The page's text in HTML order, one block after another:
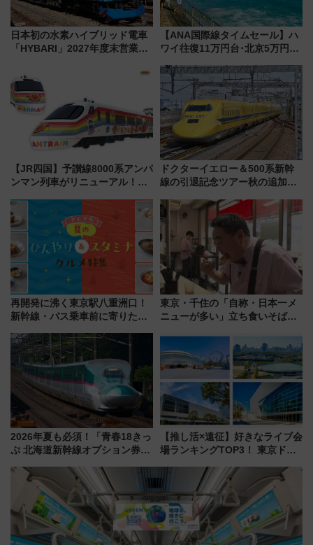
日本初の水素ハイブリッド電車
「HYBARI」2027年度末営業運
で水素利活用が加速
【ANA国際線タイムセール】ハ
ワイ往復11万円台･北京5万円台
来春のGW旅行まで狙える激ア
ツ路線まとめ（8/10まで）
【JR四国】予讃線8000系アンパ
ンマン列車がリニューアル！内
今年12月
ドクターイエロー＆500系新幹
線の引退記念ツアー秋の追加企
ホテル情報まとめ
再開発に沸く東京駅八重洲口！
新幹線・バス乗車前に寄りたい
やり＆スタミナグルメ」6選【新
店舗も！】
東京・千住の「自称・日本一メ
ニューが多い」立ち食いそば屋
地のふらっと立ち食いそば』
7/27夜10時～放送
2026年夏も必須！「青春18きっ
ぷ 北海道新幹線オプション券」
の罠
【推し活×遠征】好きなライブ会
場ランキングTOP3！ 東京ドー
由と交通アクセス術、ライブ会
場に何を求める？